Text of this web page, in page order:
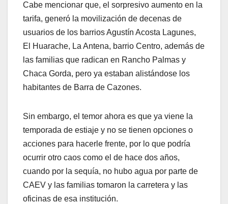
Cabe mencionar que, el sorpresivo aumento en la
tarifa, generó la movilización de decenas de
usuarios de los barrios Agustín Acosta Lagunes,
El Huarache, La Antena, barrio Centro, además de
las familias que radican en Rancho Palmas y
Chaca Gorda, pero ya estaban alistándose los
habitantes de Barra de Cazones.
Sin embargo, el temor ahora es que ya viene la
temporada de estiaje y no se tienen opciones o
acciones para hacerle frente, por lo que podría
ocurrir otro caos como el de hace dos años,
cuando por la sequía, no hubo agua por parte de
CAEV y las familias tomaron la carretera y las
oficinas de esa institución.